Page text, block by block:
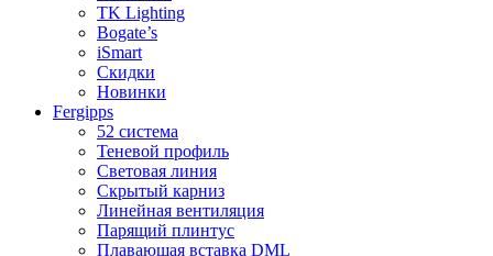
TK Lighting
Bogate’s
iSmart
Скидки
Новинки
Fergipps
52 система
Теневой профиль
Световая линия
Скрытый карниз
Линейная вентиляция
Парящий плинтус
Плавающая вставка DML